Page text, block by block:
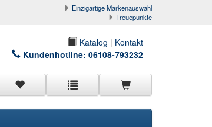
Einzigartige Markenauswahl
Treuepunkte
Katalog | Kontakt
Kundenhotline: 06108-793232